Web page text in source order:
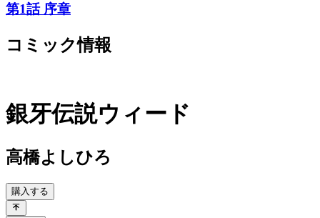
第1話 序章
コミック情報
銀牙伝説ウィード
高橋よしひろ
購入する